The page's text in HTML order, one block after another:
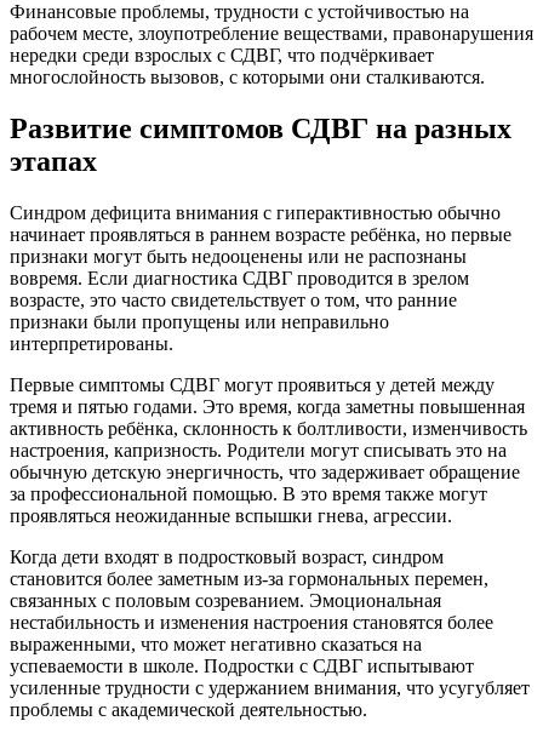
Финансовые проблемы, трудности с устойчивостью на
рабочем месте, злоупотребление веществами, правонарушения
нередки среди взрослых с СДВГ, что подчёркивает
многослойность вызовов, с которыми они сталкиваются.
Развитие симптомов СДВГ на разных
этапах
Синдром дефицита внимания с гиперактивностью обычно
начинает проявляться в раннем возрасте ребёнка, но первые
признаки могут быть недооценены или не распознаны
вовремя. Если диагностика СДВГ проводится в зрелом
возрасте, это часто свидетельствует о том, что ранние
признаки были пропущены или неправильно
интерпретированы.
Первые симптомы СДВГ могут проявиться у детей между
тремя и пятью годами. Это время, когда заметны повышенная
активность ребёнка, склонность к болтливости, изменчивость
настроения, капризность. Родители могут списывать это на
обычную детскую энергичность, что задерживает обращение
за профессиональной помощью. В это время также могут
проявляться неожиданные вспышки гнева, агрессии.
Когда дети входят в подростковый возраст, синдром
становится более заметным из-за гормональных перемен,
связанных с половым созреванием. Эмоциональная
нестабильность и изменения настроения становятся более
выраженными, что может негативно сказаться на
успеваемости в школе. Подростки с СДВГ испытывают
усиленные трудности с удержанием внимания, что усугубляет
проблемы с академической деятельностью.